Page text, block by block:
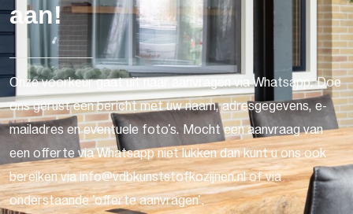
aan!
Onze voorkeur gaat uit naar aanvragen via Whatsapp. Doe
ons gerust een bericht met uw naam, adresgegevens, e-
mailadres en eventuele foto's. Mocht een aanvraag van
een offerte via Whatsapp niet lukken dan kunt u ons ook
bereiken via info@vdbkunststofkozijnen.nl of via
onderstaande 'offerte aanvragen'.